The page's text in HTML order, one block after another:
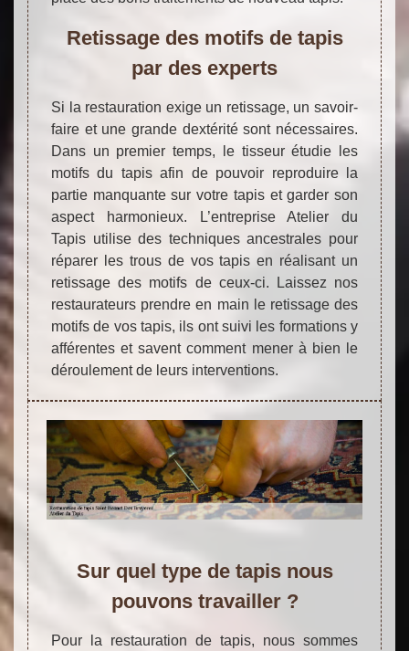
Retissage des motifs de tapis
par des experts
Si la restauration exige un retissage, un savoir-
faire et une grande dextérité sont nécessaires.
Dans un premier temps, le tisseur étudie les
motifs du tapis afin de pouvoir reproduire la
partie manquante sur votre tapis et garder son
aspect harmonieux. L’entreprise Atelier du
Tapis utilise des techniques ancestrales pour
réparer les trous de vos tapis en réalisant un
retissage des motifs de ceux-ci. Laissez nos
restaurateurs prendre en main le retissage des
motifs de vos tapis, ils ont suivi les formations y
afférentes et savent comment mener à bien le
déroulement de leurs interventions.
Sur quel type de tapis nous
pouvons travailler ?
Pour la restauration de tapis, nous sommes